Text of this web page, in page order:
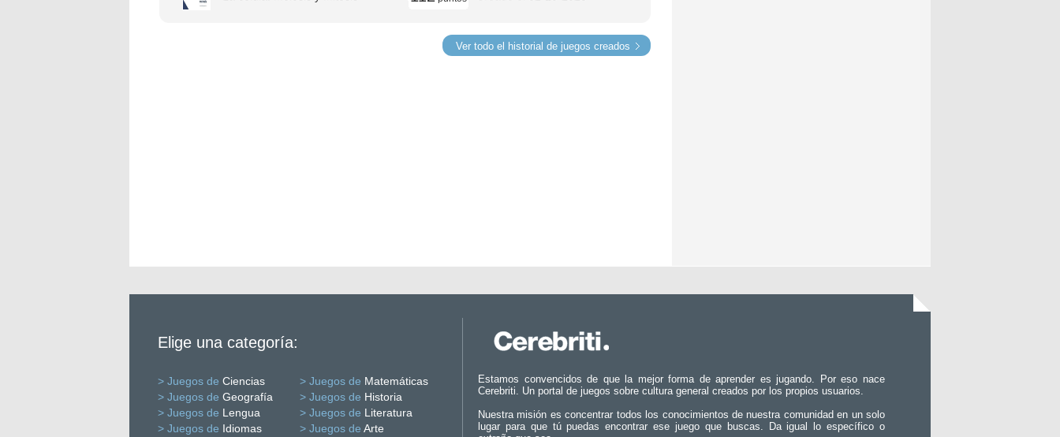
Ver todo el historial de juegos creados
Elige una categoría:
> Juegos de Ciencias > Juegos de Matemáticas
> Juegos de Geografía > Juegos de Historia
> Juegos de Lengua > Juegos de Literatura
> Juegos de Idiomas > Juegos de Arte
Estamos convencidos de que la mejor forma de aprender es jugando. Por eso nace
Cerebriti. Un portal de juegos sobre cultura general creados por los propios usuarios.
Nuestra misión es concentrar todos los conocimientos de nuestra comunidad en un solo
lugar para que tú puedas encontrar ese juego que buscas. Da igual lo específico o